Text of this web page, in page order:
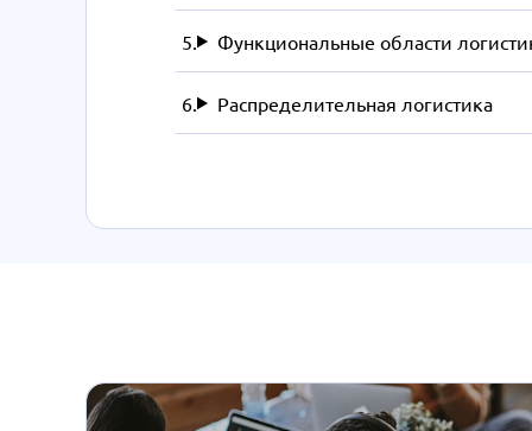
Функциональные области
Распределительная логистика